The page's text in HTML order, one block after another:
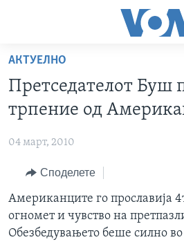
пристапност
Премини
на
главната
Премини
за
навигација
Пребарувај
РУБРИКИ
МАКЕДОНИЈА
СВЕТ
ЕКОНОМИЈА
ПОЛИТИКА
ФОТОГАЛЕРИИ
ДОКУМЕНТАРЦИ
АРХИВИРАНА ПРОГРАМА
NEWSFLASH - АРХИВА
ВЕСТИ ОД САД ВО МИНУТА -
ЗА НАС
Learning English
АКТУЕЛНО
Претседателот Буш
трпение од
04 март, 2010
Споделете
Американците го прославија
огномет и чувство на
Обезбедувањето беше силно